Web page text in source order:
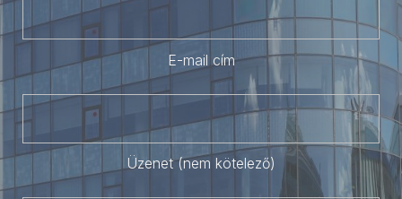
E-mail cím
Üzenet (nem kötelező)